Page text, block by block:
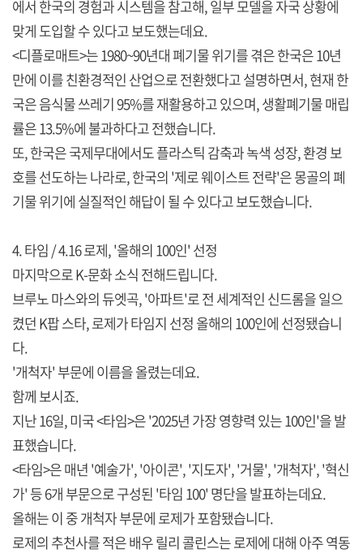
에서 한국의 경험과 시스템을 참고해, 일부 모델을 자국 상황에
맞게 도입할 수 있다고 보도했는데요.
<디플로매트>는 1980~90년대 폐기물 위기를 겪은 한국은 10년
만에 이를 친환경적인 산업으로 전환했다고 설명하면서, 현재 한
국은 음식물 쓰레기 95%를 재활용하고 있으며, 생활폐기물 매립
률은 13.5%에 불과하다고 전했습니다.
또, 한국은 국제무대에서도 플라스틱 감축과 녹색 성장, 환경 보
호를 선도하는 나라로, 한국의 '제로 웨이스트 전략'은 몽골의 폐
기물 위기에 실질적인 해답이 될 수 있다고 보도했습니다.
4. 타임 / 4.16 로제, '올해의 100인' 선정
마지막으로 K-문화 소식 전해드립니다.
브루노 마스와의 듀엣곡, '아파트'로 전 세계적인 신드롬을 일으
켰던 K팝 스타, 로제가 타임지 선정 올해의 100인에 선정됐습니
다.
'개척자' 부문에 이름을 올렸는데요.
함께 보시죠.
지난 16일, 미국 <타임>은 '2025년 가장 영향력 있는 100인'을 발
표했습니다.
<타임>은 매년 '예술가', '아이콘', '지도자', '거물', '개척자', '혁신
가' 등 6개 부문으로 구성된 '타임 100' 명단을 발표하는데요.
올해는 이 중 개척자 부문에 로제가 포함됐습니다.
로제의 추천사를 적은 배우 릴리 콜린스는 로제에 대해 아주 역동